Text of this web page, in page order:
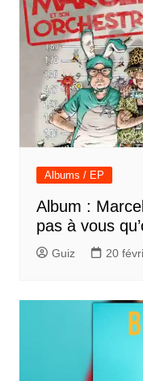
Albums / EP
Album :
pas à vous
Guiz 20